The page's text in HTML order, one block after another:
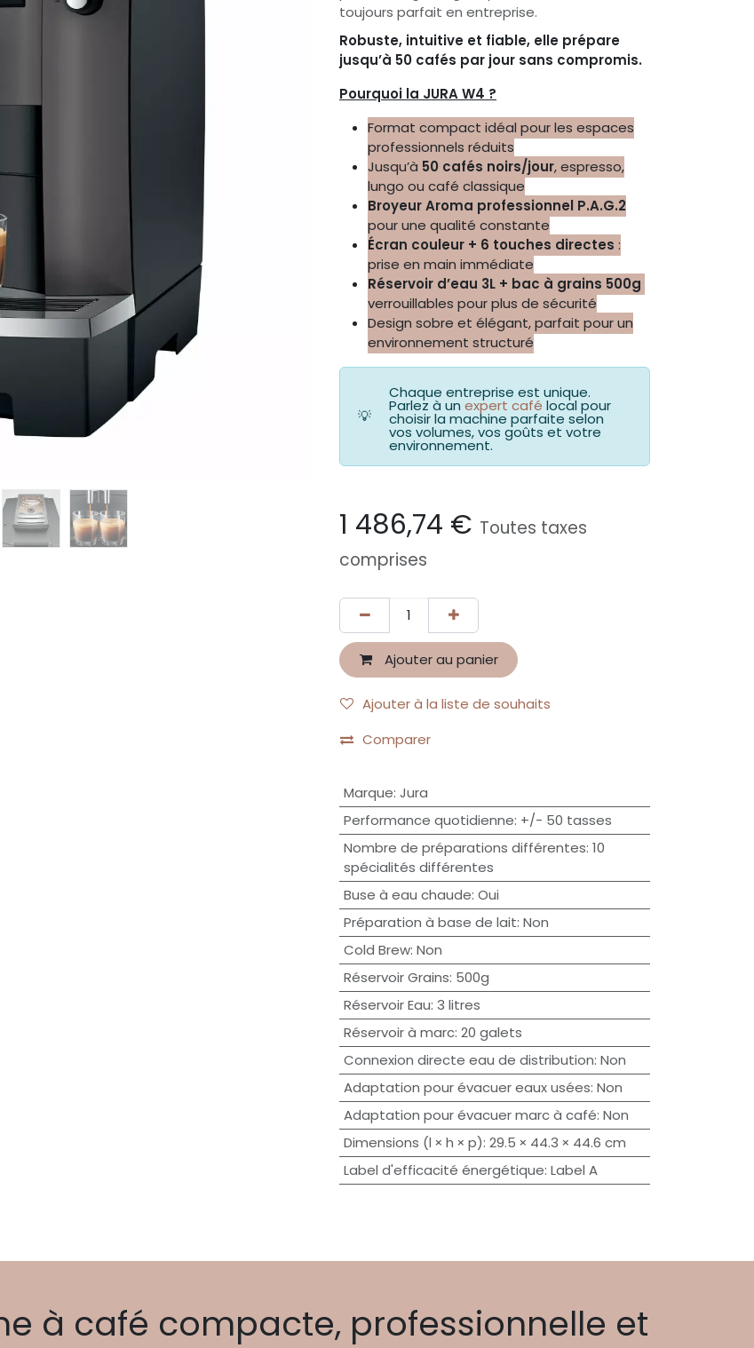
toujours parfait en entreprise.
Robuste, intuitive et fiable, elle prépare
jusqu’à 50 cafés par jour sans compromis.
Pourquoi la JURA W4 ?
Format compact idéal pour les espaces
professionnels réduits
Jusqu’à 50 cafés noirs/jour, espresso,
lungo ou café classique
Broyeur Aroma professionnel P.A.G.2
pour une qualité constante
Écran couleur + 6 touches directes :
prise en main immédiate
Réservoir d’eau 3L + bac à grains 500g
verrouillables pour plus de sécurité
Design sobre et élégant, parfait pour un
environnement structuré
💡
Chaque entreprise est unique.
Parlez à un expert café local pour
choisir la machine parfaite selon
vos volumes, vos goûts et votre
environnement.
1 486,74 € Toutes taxes
comprises
Ajouter au panier
Ajouter à la liste de souhaits
Comparer
Marque: Jura
Performance quotidienne: +/- 50 tasses
Nombre de préparations différentes: 10
spécialités différentes
Buse à eau chaude: Oui
Préparation à base de lait: Non
Cold Brew: Non
Réservoir Grains: 500g
Réservoir Eau: 3 litres
Réservoir à marc: 20 galets
Connexion directe eau de distribution: Non
Adaptation pour évacuer eaux usées: Non
Adaptation pour évacuer marc à café: Non
Dimensions (l × h × p): 29.5 × 44.3 × 44.6 cm
Label d'efficacité énergétique: Label A
à café compacte, professionnelle et